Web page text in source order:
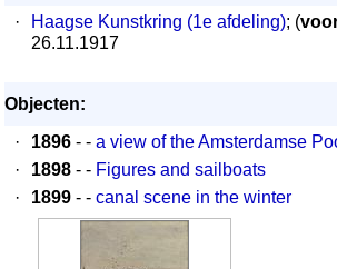
·
Haagse Kunstkring (1e afdeling); (
26.11.1917
Objecten:
·
1896 - - a view of the Amsterdamse
·
1898 - - Figures and sailboats
·
1899 - - canal scene in the winter